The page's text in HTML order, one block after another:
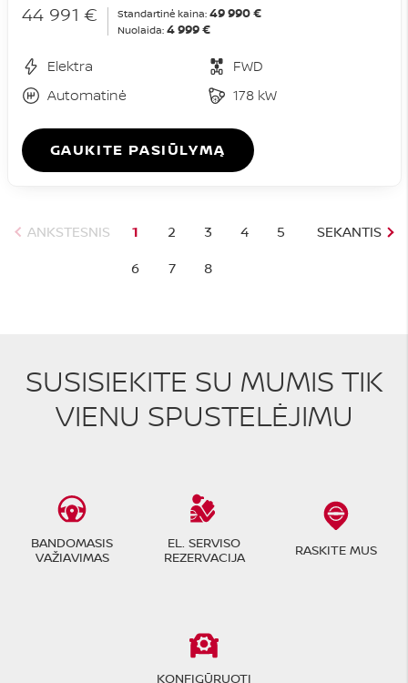
44 991 € Standartinė kaina: 49 990 €
Nuolaida: 4 999 €
Elektra
FWD
Automatinė
178 kW
GAUKITE PASIŪLYMĄ
ANKSTESNIS SEKANTIS
1 2 3 4
5
6
7 8
SUSISIEKITE SU MUMIS TIK
VIENU SPUSTELĖJIMU
BANDOMASIS
VAŽIAVIMAS
EL. SERVISO
REZERVACIJA
RASKITE MUS
KONFIGŪRUOTI